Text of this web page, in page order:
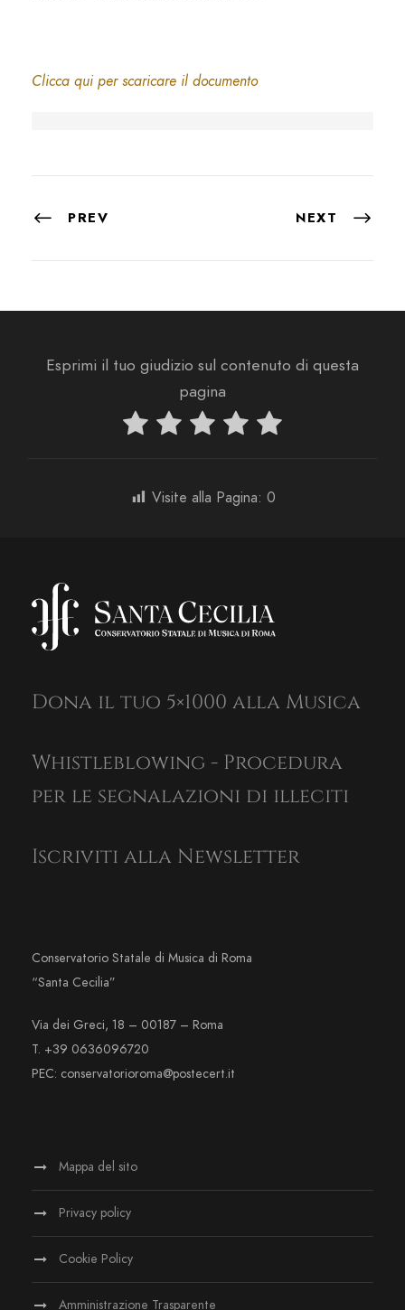
Clicca qui per scaricare il documento
PREV NEXT
Esprimi il tuo giudizio sul contenuto di questa
pagina
Visite alla Pagina: 0
Dona il tuo 5×1000 alla Musica
Whistleblowing - Procedura
per le segnalazioni di illeciti
Iscriviti alla Newsletter
Conservatorio Statale di Musica di Roma
“Santa Cecilia”
Via dei Greci, 18 – 00187 – Roma
T. +39 0636096720
PEC: conservatorioroma@postecert.it
Mappa del sito
Privacy policy
Cookie Policy
Amministrazione Trasparente